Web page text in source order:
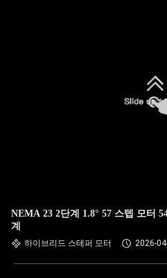
NEMA 23 2단계 1.8° 57 스텝 모터
계
하이브리드 스테퍼 모터 2026-